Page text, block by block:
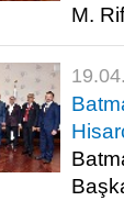
M.